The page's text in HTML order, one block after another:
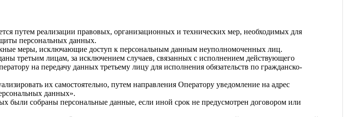
путем реализации правовых, организационных и технических мер, необходимых для
персональных данных.
меры, исключающие доступ к персональным данным неуполномоченных лиц.
третьим лицам, за исключением случаев, связанных с исполнением действующего
на передачу данных третьему лицу для исполнения обязательств по гражданско-
их самостоятельно, путем направления Оператору уведомление на адрес
данных».
были собраны персональные данные, если иной срок не предусмотрен договором или